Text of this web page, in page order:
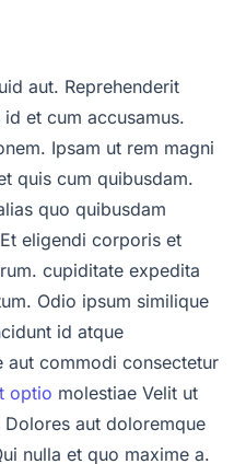
aut. Reprehenderit
et cum accusamus.
Ipsam ut rem magni
quis cum quibusdam.
quo quibusdam
eligendi corporis et
cupiditate expedita
Odio ipsum similique
id atque
aut commodi consectetur
optio molestiae Velit ut
Dolores aut doloremque
nulla et quo maxime a.